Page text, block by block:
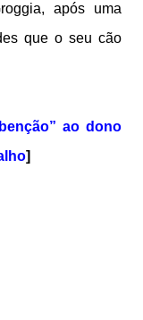
após uma
que o seu cão
ao dono
]